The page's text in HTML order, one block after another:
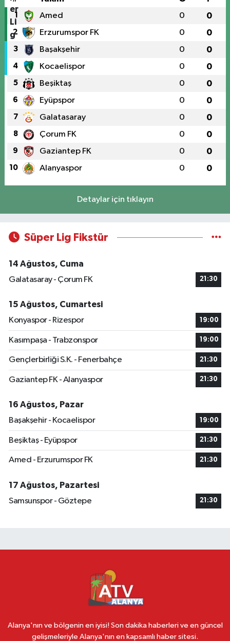
1 Amed 0 0
2 Erzurumspor FK 0 0
3 Başakşehir 0 0
4 Kocaelispor 0 0
5 Beşiktaş 0 0
6 Eyüpspor 0 0
7 Galatasaray 0 0
8 Çorum FK 0 0
9 Gaziantep FK 0 0
10 Alanyaspor 0 0
Detaylar için tıklayın
Süper Lig Fikstür
14 Ağustos, Cuma
Galatasaray - Çorum FK
21:30
15 Ağustos, Cumartesi
Konyaspor - Rizespor
19:00
Kasımpaşa - Trabzonspor 19:00
Gençlerbirliği S.K. - Fenerbahçe 21:30
Gaziantep FK - Alanyaspor 21:30
16 Ağustos, Pazar
Başakşehir - Kocaelispor
19:00
Beşiktaş - Eyüpspor 21:30
Amed - Erzurumspor FK 21:30
17 Ağustos, Pazartesi
Samsunspor - Göztepe
21:30
Alanya'nın ve bölgenin en iyisi! Son dakika haberleri ve en güncel
gelişmeleriyle Alanya'nın en kapsamlı haber sitesi.